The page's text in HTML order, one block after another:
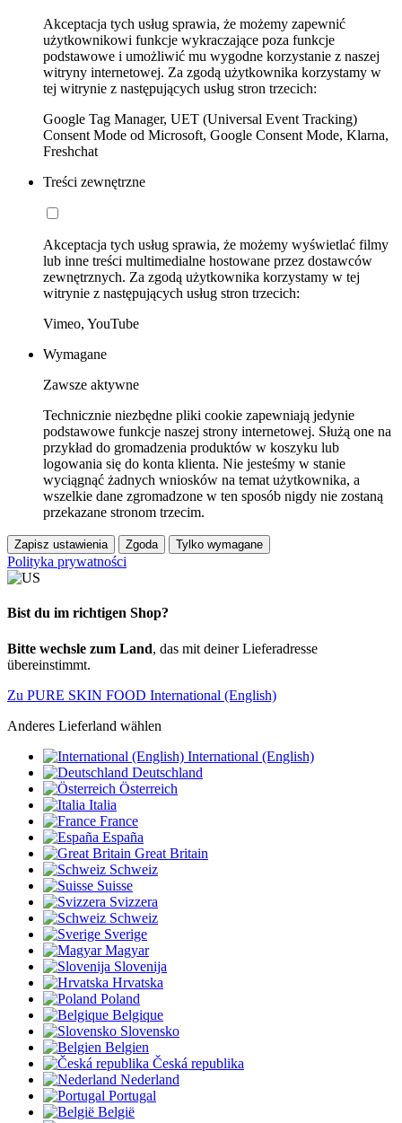
Akceptacja tych usług sprawia, że możemy zapewnić
użytkownikowi funkcje wykraczające poza funkcje
podstawowe i umożliwić mu wygodne korzystanie z naszej
witryny internetowej. Za zgodą użytkownika korzystamy w
tej witrynie z następujących usług stron trzecich:
Google Tag Manager, UET (Universal Event Tracking)
Consent Mode od Microsoft, Google Consent Mode, Klarna,
Freshchat
Treści zewnętrzne
Akceptacja tych usług sprawia, że możemy wyświetlać filmy
lub inne treści multimedialne hostowane przez dostawców
zewnętrznych. Za zgodą użytkownika korzystamy w tej
witrynie z następujących usług stron trzecich:
Vimeo, YouTube
Wymagane
Zawsze aktywne
Technicznie niezbędne pliki cookie zapewniają jedynie
podstawowe funkcje naszej strony internetowej. Służą one na
przykład do gromadzenia produktów w koszyku lub
logowania się do konta klienta. Nie jesteśmy w stanie
wyciągnąć żadnych wniosków na temat użytkownika, a
wszelkie dane zgromadzone w ten sposób nigdy nie zostaną
przekazane stronom trzecim.
Zapisz ustawienia Zgoda Tylko wymagane
Polityka prywatności
Bist du im richtigen Shop?
Bitte wechsle zum Land, das mit deiner Lieferadresse
übereinstimmt.
Zu PURE SKIN FOOD International (English)
Anderes Lieferland wählen
International (English)
Deutschland
Österreich
Italia
France
España
Great Britain
Schweiz
Suisse
Svizzera
Schweiz
Sverige
Magyar
Slovenija
Hrvatska
Poland
Belgique
Slovensko
Belgien
Česká republika
Nederland
Portugal
België